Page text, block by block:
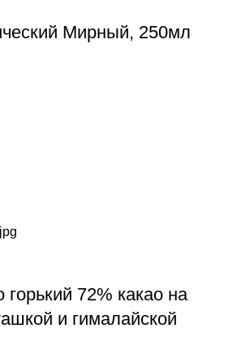
Мирный, 250мл
72% какао на
и гималайской